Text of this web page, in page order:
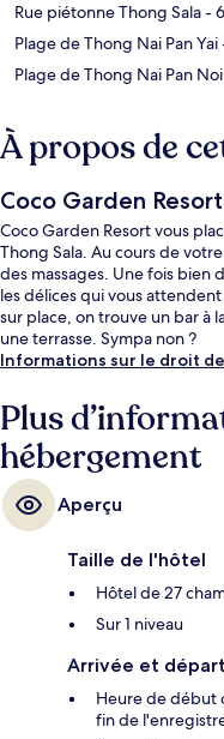
Rue piétonne Thong Sala-
Plage de Thong Nai Pan Yai
Plage de Thong Nai Pan Noi
À propos de
Coco Garden Resort
Coco Garden Resort vous
Thong Sala. Au cours de
des massages. Une fois bien
les délices qui vous
sur place, on trouve un bar à
une terrasse. Sympa non ?
Informations sur le droit
Plus
hébergement
Aperçu
Taille de l'hôtel
Hôtel de 27
Sur 1 niveau
Arrivée et départ
Heure de début
fin de